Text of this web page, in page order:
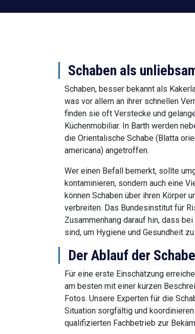
Schaben als
Schaben, besser bekannt als
was vor allem an ihrer schnellen
finden sie oft Verstecke und
Küchenmobiliar. In Barth werden
die Orientalische Schabe (Blatta
americana) angetroffen.
Wer einen Befall bemerkt, sollte
kontaminieren, sondern auch eine
können Schaben über ihren Körper
verbreiten. Das Bundesinstitut für
Zusammenhang darauf hin, dass
sind, um Hygiene und Gesundheit
Der Ablauf der
Für eine erste Einschätzung
am besten mit einer kurzen
Fotos. Unsere Experten für die
Situation sorgfältig und
qualifizierten Fachbetrieb zur